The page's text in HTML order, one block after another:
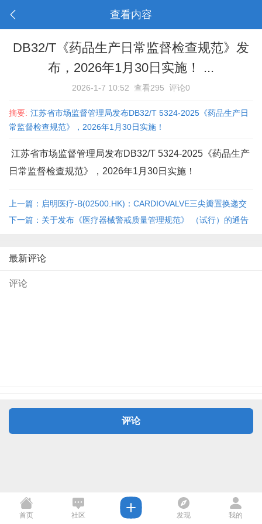
查看内容
DB32/T《药品生产日常监督检查规范》发
布，2026年1月30日实施！ ...
2026-1-7 10:52 查看295 评论0
摘要: 江苏省市场监督管理局发布DB32/T 5324-2025《药品生产日
常监督检查规范》，2026年1月30日实施！
江苏省市场监督管理局发布DB32/T 5324-2025《药品生产
日常监督检查规范》，2026年1月30日实施！
上一篇：启明医疗-B(02500.HK)：CARDIOVALVE三尖瓣置换递交
CEMDR认证申请
下一篇：关于发布《医疗器械警戒质量管理规范》 （试行）的通告
最新评论
评论
首页 社区 发现 我的